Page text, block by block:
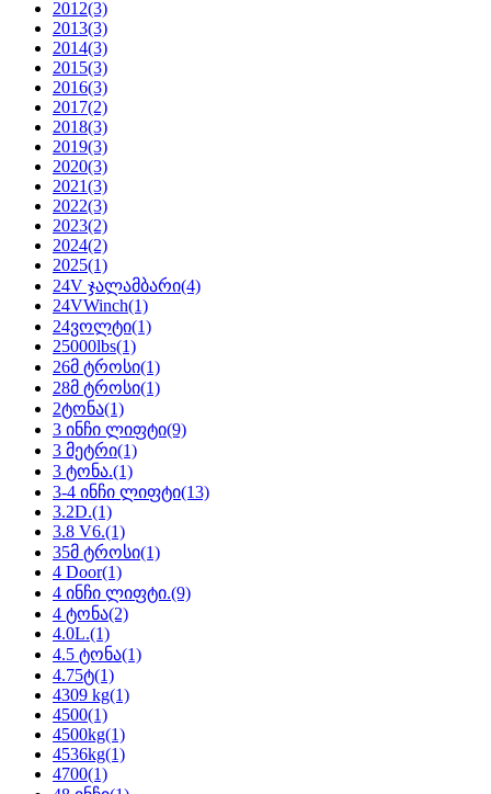
2012(3)
2013(3)
2014(3)
2015(3)
2016(3)
2017(2)
2018(3)
2019(3)
2020(3)
2021(3)
2022(3)
2023(2)
2024(2)
2025(1)
24V ჯალამბარი(4)
24VWinch(1)
24ვოლტი(1)
25000lbs(1)
26მ ტროსი(1)
28მ ტროსი(1)
2ტონა(1)
3 ინჩი ლიფტი(9)
3 მეტრი(1)
3 ტონა.(1)
3-4 ინჩი ლიფტი(13)
3.2D.(1)
3.8 V6.(1)
35მ ტროსი(1)
4 Door(1)
4 ინჩი ლიფტი.(9)
4 ტონა(2)
4.0L.(1)
4.5 ტონა(1)
4.75ტ(1)
4309 kg(1)
4500(1)
4500kg(1)
4536kg(1)
4700(1)